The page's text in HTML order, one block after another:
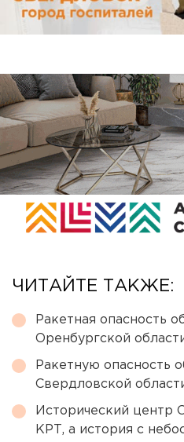
ЧИТАЙТЕ ТАКЖЕ:
Ракетная опасность
Оренбургской
Ракетную опасность
Свердловской
Исторический центр
КРТ, а история с